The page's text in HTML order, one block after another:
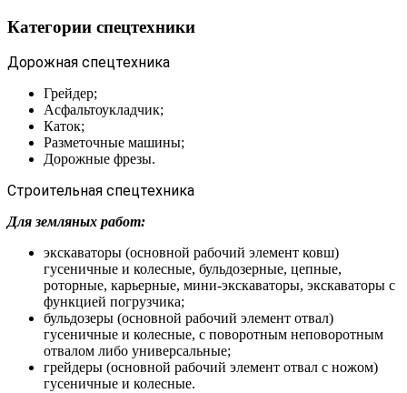
Категории спецтехники
Дорожная спецтехника
Грейдер;
Асфальтоукладчик;
Каток;
Разметочные машины;
Дорожные фрезы.
Строительная спецтехника
Для земляных работ:
экскаваторы (основной рабочий элемент ковш)
гусеничные и колесные, бульдозерные, цепные,
роторные, карьерные, мини-экскаваторы, экскаваторы с
функцией погрузчика;
бульдозеры (основной рабочий элемент отвал)
гусеничные и колесные, с поворотным неповоротным
отвалом либо универсальные;
грейдеры (основной рабочий элемент отвал с ножом)
гусеничные и колесные.